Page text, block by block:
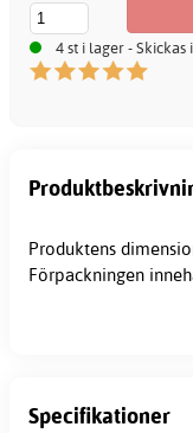
4 st i lager -
Produktens
Förpackningen
Specifikationer